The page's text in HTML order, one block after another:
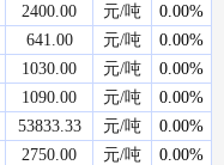
2400.00 元/吨
0.00%
641.00 元/吨
0.00%
1030.00 元/吨
0.00%
1090.00 元/吨
0.00%
53833.33 元/吨
0.00%
2750.00 元/吨
0.00%